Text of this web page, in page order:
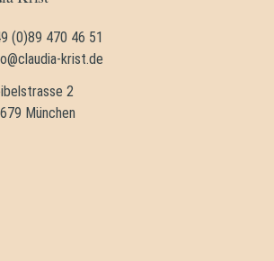
(0)89 470 46 51
krist.de
2
München